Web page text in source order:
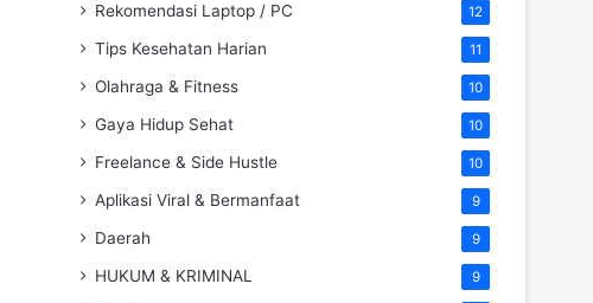
Rekomendasi Laptop / PC 12
Tips Kesehatan Harian 11
Olahraga & Fitness 10
Gaya Hidup Sehat 10
Freelance & Side Hustle 10
Aplikasi Viral & Bermanfaat 9
Daerah 9
HUKUM & KRIMINAL 9